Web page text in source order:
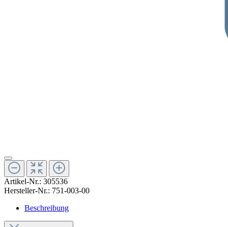
Artikel-Nr.: 305536
Hersteller-Nr.: 751-003-00
Beschreibung